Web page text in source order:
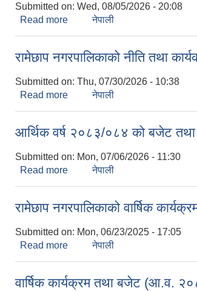
Submitted on: Wed, 08/05/2026 - 20:08
Read more about बार्षिक बजेट तथा कार्यक्रम
नेपाली
रामेछाप नगरपालिकाको नीति तथा
Submitted on: Thu, 07/30/2026 - 10:38
Read more about रामेछाप नगरपालिकाको
नेपाली
आर्थिक वर्ष २०८३/०८४ को बजेट तथा
Submitted on: Mon, 07/06/2026 - 11:30
Read more about आर्थिक वर्ष २०८३/०८४ को
नेपाली
रामेछाप नगरपालिकाको वार्षिक
Submitted on: Mon, 06/23/2025 - 17:05
Read more about रामेछाप नगरपालिकाको
नेपाली
वार्षिक कार्यक्रम तथा बजेट (आ.व.